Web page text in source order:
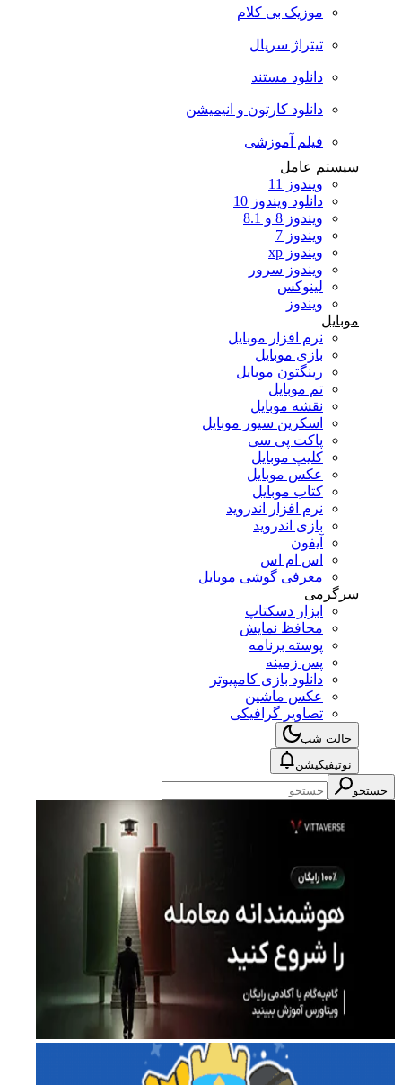
موزیک بی کلام
تیتراژ سریال
دانلود مستند
دانلود کارتون و انیمیشن
فیلم آموزشی
سیستم عامل
ویندوز 11
دانلود ویندوز 10
ویندوز 8 و 8.1
ویندوز 7
ویندوز xp
ویندوز سرور
لینوکس
ویندوز
موبایل
نرم افزار موبایل
بازی موبایل
رینگتون موبایل
تم موبایل
نقشه موبایل
اسکرین سیور موبایل
پاکت پی سی
کلیپ موبایل
عکس موبایل
کتاب موبایل
نرم افزار اندروید
بازی اندروید
آیفون
اس ام اس
معرفی گوشی موبایل
سرگرمی
ابزار دسکتاپ
محافظ نمایش
پوسته برنامه
پس زمینه
دانلود بازی کامپیوتر
عکس ماشین
تصاویر گرافیکی
حالت شب
نوتیفیکیشن
جستجو